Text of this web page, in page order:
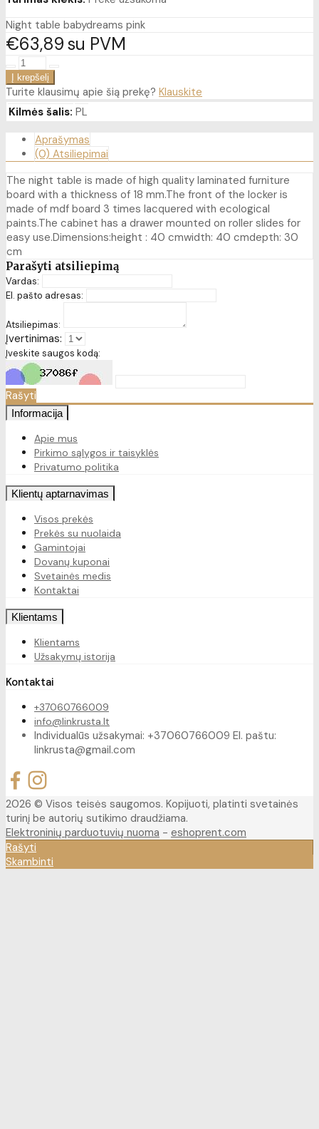
Night table babydreams pink
€63 89su PVM
Turite klausimų apie šią prekę? Klauskite
Kilmės šalis: PL
Aprašymas
(0) Atsiliepimai
The night table is made of high quality laminated furniture
board with a thickness of 18 mm.The front of the locker is
made of mdf board 3 times lacquered with ecological
paints.The cabinet has a drawer mounted on roller slides for
easy use.Dimensions:height : 40 cmwidth: 40 cmdepth: 30
cm
Parašyti atsiliepimą
Vardas:
El. pašto adresas:
Atsiliepimas:
Įvertinimas:
Įveskite saugos kodą:
Rašyti
Informacija
Apie mus
Pirkimo sąlygos ir taisyklės
Privatumo politika
Klientų aptarnavimas
Visos prekės
Prekės su nuolaida
Gamintojai
Dovanų kuponai
Svetainės medis
Kontaktai
Klientams
Klientams
Užsakymų istorija
Kontaktai
+37060766009
info@linkrusta.lt
Individualūs užsakymai: +37060766009 El. paštu:
linkrusta@gmail.com
2026 © Visos teisės saugomos. Kopijuoti, platinti svetainės
turinį be autorių sutikimo draudžiama.
Elektroninių parduotuvių nuoma - eshoprent.com
Rašyti
Skambinti